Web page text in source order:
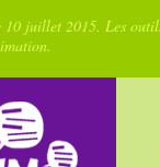
juillet 2015. Les